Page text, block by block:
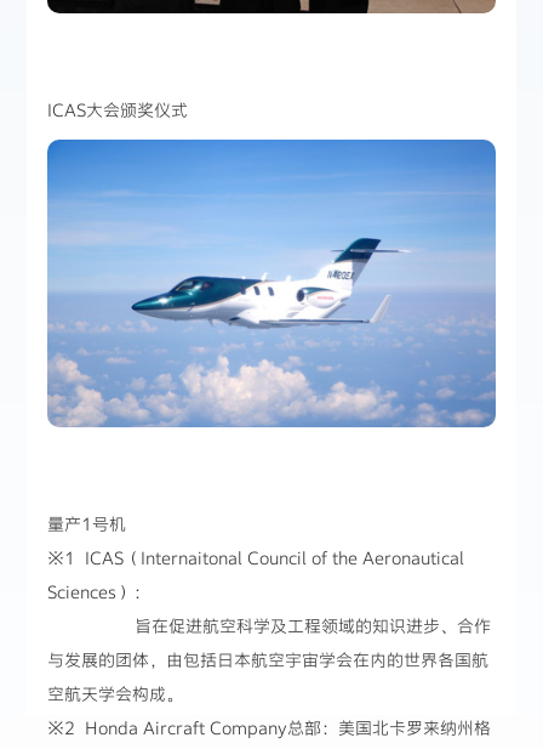
ICAS大会颁奖仪式
量产1号机
※1 ICAS（Internaitonal Council of the Aeronautical
Sciences）：
旨在促进航空科学及工程领域的知识进步、合作
与发展的团体，由包括日本航空宇宙学会在内的世界各国航
空航天学会构成。
※2 Honda Aircraft Company总部：美国北卡罗来纳州格